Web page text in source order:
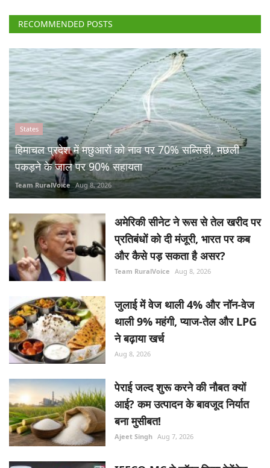
RECOMMENDED POSTS
States
हिमाचल प्रदेश में मछुआरों को नाव पर 70% सब्सिडी, मछली
पकड़ने के जाल पर 90% सहायता
Team RuralVoice Aug 8, 2026
अमेरिकी सीनेट ने रूस से तेल खरीद पर
प्रतिबंधों को दी मंजूरी, भारत पर कब
और कैसे पड़ सकता है असर?
Team RuralVoice Aug 8, 2026
जुलाई में वेज थाली 4% और नॉन-वेज
थाली 9% महंगी, प्याज-तेल और LPG
ने बढ़ाया खर्च
Aug 8, 2026
पेराई जल्द शुरू करने की नौबत क्यों
आई? कम उत्पादन के बावजूद निर्यात
बना मुसीबत!
Ajeet Singh Aug 7, 2026